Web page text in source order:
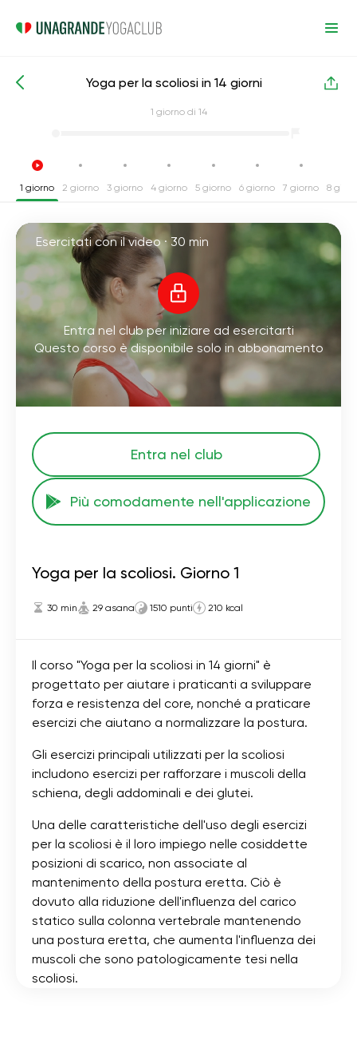
Corsi intensivi di yoga Indietro
Yoga per la scoliosi in 14 giorni
1 giorno di 14
1 giorno 2 giorno 3 giorno 4 giorno 5 giorno 6 giorno 7 giorno 8
Esercitati con il video · 30 min
Entra nel club per iniziare ad esercitarti
Questo corso è disponibile solo in abbonamento
Entra nel club
Più comodamente nell'applicazione
Yoga per la scoliosi. Giorno 1
30 min 29 asana 1510 punti 210 kcal
Il corso "Yoga per la scoliosi in 14 giorni" è
progettato per aiutare i praticanti a sviluppare
forza e resistenza del core, nonché a praticare
esercizi che aiutano a normalizzare la postura.
Gli esercizi principali utilizzati per la scoliosi
includono esercizi per rafforzare i muscoli della
schiena, degli addominali e dei glutei.
Una delle caratteristiche dell'uso degli esercizi
per la scoliosi è il loro impiego nelle cosiddette
posizioni di scarico, non associate al
mantenimento della postura eretta. Ciò è
dovuto alla riduzione dell'influenza del carico
statico sulla colonna vertebrale mantenendo
una postura eretta, che aumenta l'influenza dei
muscoli che sono patologicamente tesi nella
scoliosi.